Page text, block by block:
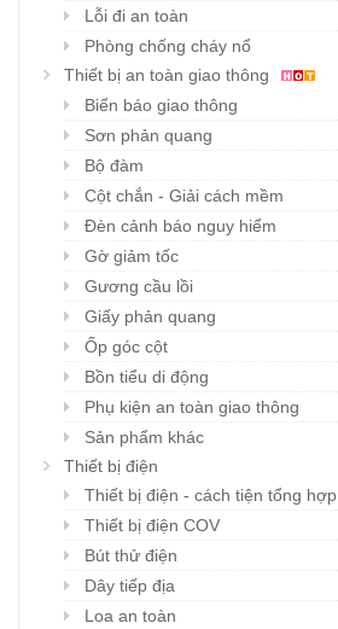
Lỗi đi an toàn
Phòng chống cháy nổ
Thiết bị an toàn giao thông
Biển báo giao thông
Sơn phản quang
Bộ đàm
Cột chắn - Giải cách mềm
Đèn cảnh báo nguy hiểm
Gờ giảm tốc
Gương cầu lồi
Giấy phản quang
Ốp góc cột
Bồn tiểu di động
Phụ kiện an toàn giao thông
Sản phẩm khác
Thiết bị điện
Thiết bị điện - cách tiện tổng hợp
Thiết bị điện COV
Bút thử điện
Dây tiếp địa
Loa an toàn